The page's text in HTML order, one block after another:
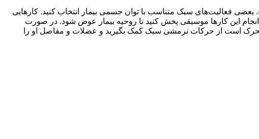
فعالیت‌های سبک متناسب با توان جسمی بیمار انتخاب کنید. کارهایی
انجام این کارها موسیقی پخش کنید تا روحیه بیمار عوض شود. در صورت
است از حرکات نرمشی سبک کمک بگیرید و عضلات و مفاصل او را